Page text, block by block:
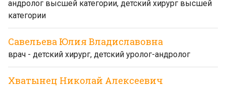
андролог высшей категории, детский хирург высшей
категории
Савельева Юлия Владиславовна
врач - детский хирург, детский уролог-андролог
Хватынец Николай Алексеевич